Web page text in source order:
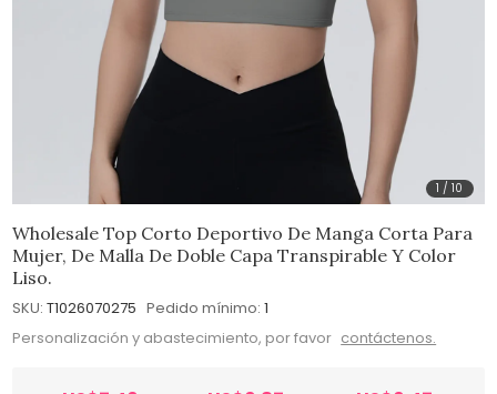
1 /10
Wholesale Top Corto Deportivo De Manga Corta Para
Mujer, De Malla De Doble Capa Transpirable Y Color
Liso.
SKU: T1026070275 Pedido mínimo: 1
Personalización y abastecimiento, por favor contáctenos.